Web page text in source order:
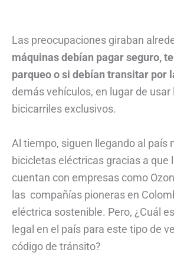
Las preocupaciones giraban
máquinas debían pagar seguro,
parqueo o si debían transitar por
demás vehículos, en lugar de usar
bicicarriles exclusivos.
Al tiempo, siguen llegando al país
bicicletas eléctricas gracias a que
cuentan con empresas como
las compañías pioneras en
eléctrica sostenible. Pero, ¿Cuál
legal en el país para este tipo de
código de tránsito?